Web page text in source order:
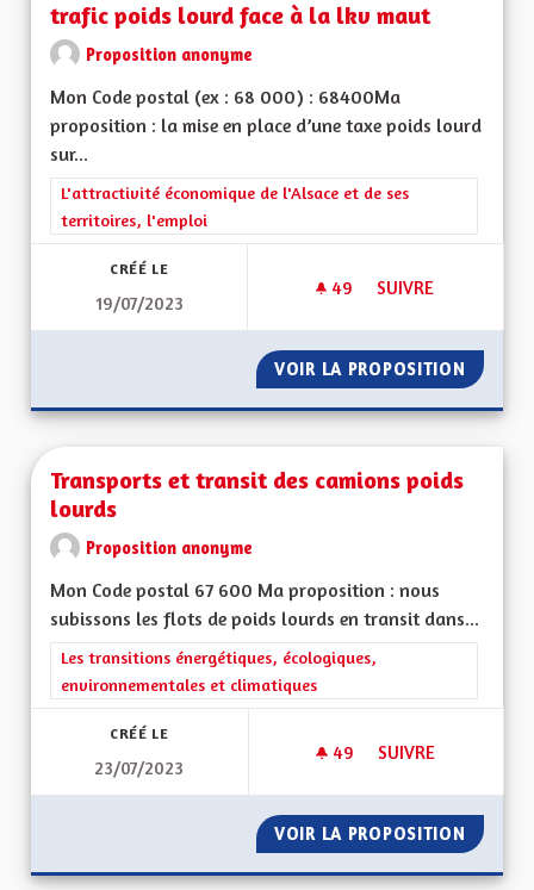
trafic poids lourd face à la lkv maut
Proposition anonyme
Mon Code postal (ex : 68 000) : 68400Ma
proposition : la mise en place d’une taxe poids lourd
sur...
Filtrer les résultats de la catégorie : L'attractivité
L'attractivité économique de l'Alsace et de ses
territoires, l'emploi
CRÉÉ LE
19/07/2023
49 49 ABONNÉS
SUIVRE
VOIR LA PROPOSITION UNE
Transports et transit des camions poids
lourds
Proposition anonyme
Mon Code postal 67 600 Ma proposition : nous
subissons les flots de poids lourds en transit dans...
Filtrer les résultats de la catégorie : Les transitions
Les transitions énergétiques, écologiques,
environnementales et climatiques
CRÉÉ LE
23/07/2023
49 49 ABONNÉS
SUIVRE
VOIR LA PROPOSITION